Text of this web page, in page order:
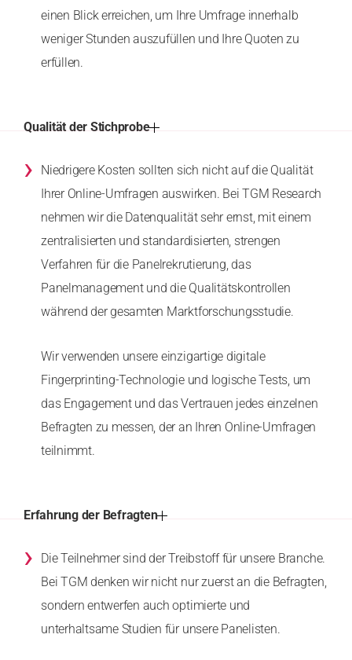
einen Blick erreichen, um Ihre Umfrage innerhalb
weniger Stunden auszufüllen und Ihre Quoten zu
erfüllen.
Qualität der Stichprobe
›
Niedrigere Kosten sollten sich nicht auf die Qualität
Ihrer Online-Umfragen auswirken. Bei TGM Research
nehmen wir die Datenqualität sehr ernst, mit einem
zentralisierten und standardisierten, strengen
Verfahren für die Panelrekrutierung, das
Panelmanagement und die Qualitätskontrollen
während der gesamten Marktforschungsstudie.
Wir verwenden unsere einzigartige digitale
Fingerprinting-Technologie und logische Tests, um
das Engagement und das Vertrauen jedes einzelnen
Befragten zu messen, der an Ihren Online-Umfragen
teilnimmt.
Erfahrung der Befragten
›
Die Teilnehmer sind der Treibstoff für unsere Branche.
Bei TGM denken wir nicht nur zuerst an die Befragten,
sondern entwerfen auch optimierte und
unterhaltsame Studien für unsere Panelisten.